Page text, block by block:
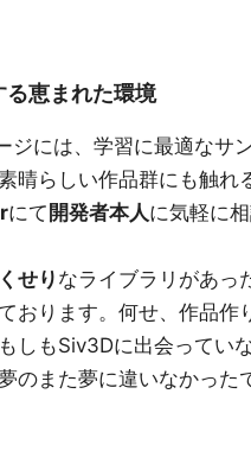
恵まれた環境
には、学習に最適なサ
晴らしい作品群にも触
にて 開発者本人に気軽に
せり なライブラリがあっ
おります。何せ、作品作
しもSiv3Dに出会ってい
のまた夢に違いなかった